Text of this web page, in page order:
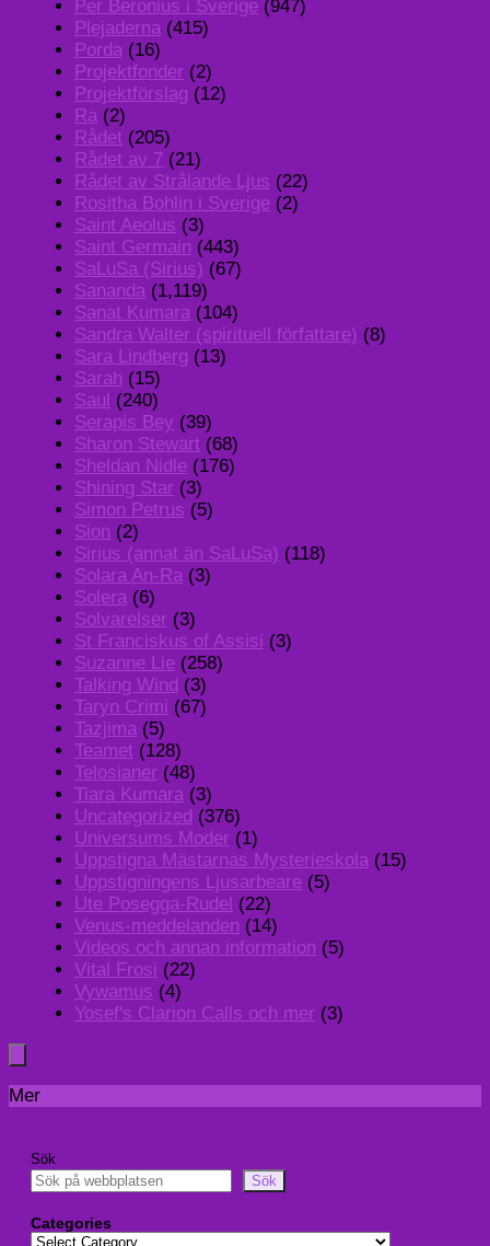
Per Beronius i Sverige (947)
Plejaderna (415)
Porda (16)
Projektfonder (2)
Projektförslag (12)
Ra (2)
Rådet (205)
Rådet av 7 (21)
Rådet av Strålande Ljus (22)
Rositha Bohlin i Sverige (2)
Saint Aeolus (3)
Saint Germain (443)
SaLuSa (Sirius) (67)
Sananda (1,119)
Sanat Kumara (104)
Sandra Walter (spirituell författare) (8)
Sara Lindberg (13)
Sarah (15)
Saul (240)
Serapis Bey (39)
Sharon Stewart (68)
Sheldan Nidle (176)
Shining Star (3)
Simon Petrus (5)
Sion (2)
Sirius (annat än SaLuSa) (118)
Solara An-Ra (3)
Solera (6)
Solvarelser (3)
St Franciskus of Assisi (3)
Suzanne Lie (258)
Talking Wind (3)
Taryn Crimi (67)
Tazjima (5)
Teamet (128)
Telosianer (48)
Tiara Kumara (3)
Uncategorized (376)
Universums Moder (1)
Uppstigna Mästarnas Mysterieskola (15)
Uppstigningens Ljusarbeare (5)
Ute Posegga-Rudel (22)
Venus-meddelanden (14)
Videos och annan information (5)
Vital Frosi (22)
Vywamus (4)
Yosef's Clarion Calls och mer (3)
Mer
Sök
Sök
Categories